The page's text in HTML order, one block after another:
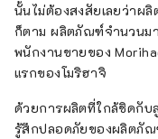
นั้นไม่ต้องสงสัยเลยว่าผ
ก็ตาม ผลิตภัณฑ์จำนวนม
พนักงานขายของ
แรกของโมริฮาจิ
ด้วยการผลิตที่ใกล้ชิดกับ
รู้สึกปลอดภัยของผลิตภั